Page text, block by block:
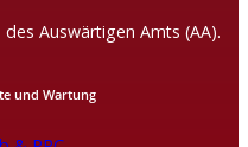
Auswärtigen Amts (AA).
und Wartung